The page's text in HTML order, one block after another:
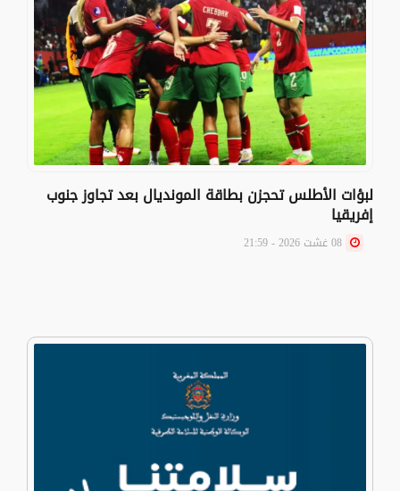
لبؤات الأطلس تحجزن بطاقة المونديال بعد تجاوز جنوب
إفريقيا